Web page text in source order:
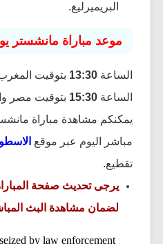
البريميرليغ.
موعد مباراة مانشستر
الساعة 13:30 بتوقيت
الساعة 15:30 بتوقيت مصر
يمكنكم مشاهدة مباراة
مباشر اليوم عبر موقع
تقطيع.
يرجى تحديث صفحة
لضمان مشاهدة البث